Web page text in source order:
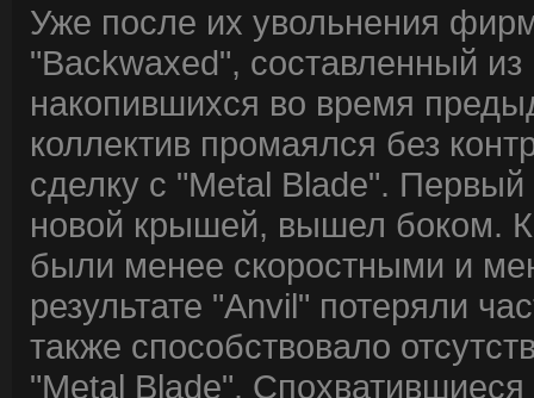
Уже после их увольнения
"Backwaxed", составленный
накопившихся во время
коллектив промаялся без
сделку с "Metal Blade".
новой крышей, вышел боком.
были менее скоростными и
результате "Anvil" потеряли
также способствовало
"Metal Blade".